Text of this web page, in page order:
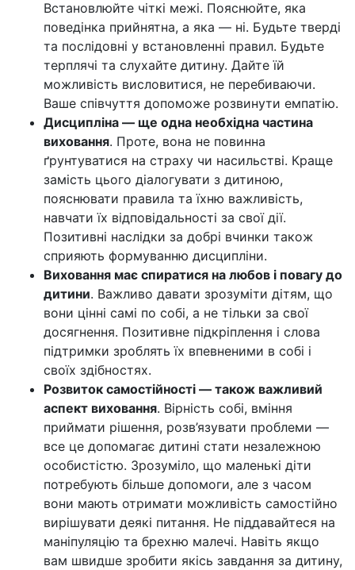
Встановлюйте чіткі межі. Пояснюйте, яка
поведінка прийнятна, а яка — ні. Будьте тверді
та послідовні у встановленні правил. Будьте
терплячі та слухайте дитину. Дайте їй
можливість висловитися, не перебиваючи.
Ваше співчуття допоможе розвинути емпатію.
Дисципліна — ще одна необхідна частина
виховання. Проте, вона не повинна
ґрунтуватися на страху чи насильстві. Краще
замість цього діалогувати з дитиною,
пояснювати правила та їхню важливість,
навчати їх відповідальності за свої дії.
Позитивні наслідки за добрі вчинки також
сприяють формуванню дисципліни.
Виховання має спиратися на любов і повагу до
дитини. Важливо давати зрозуміти дітям, що
вони цінні самі по собі, а не тільки за свої
досягнення. Позитивне підкріплення і слова
підтримки зроблять їх впевненими в собі і
своїх здібностях.
Розвиток самостійності — також важливий
аспект виховання. Вірність собі, вміння
приймати рішення, розв’язувати проблеми —
все це допомагає дитині стати незалежною
особистістю. Зрозуміло, що маленькі діти
потребують більше допомоги, але з часом
вони мають отримати можливість самостійно
вирішувати деякі питання. Не піддавайтеся на
маніпуляцію та брехню малечі. Навіть якщо
вам швидше зробити якісь завдання за дитину,